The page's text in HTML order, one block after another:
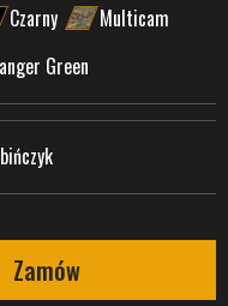
Czarny
Multicam
Green
Zamów